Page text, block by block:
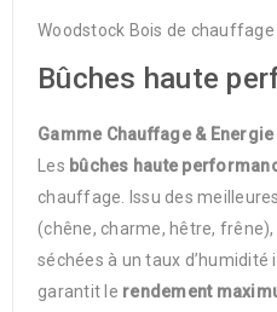
Woodstock Bois de
Bûches haute
Gamme Chauffage & Energie
Les bûches haute
chauffage. Issu des
(chêne, charme, hêtre,
séchées à un taux d’humidité
garantit le rendement